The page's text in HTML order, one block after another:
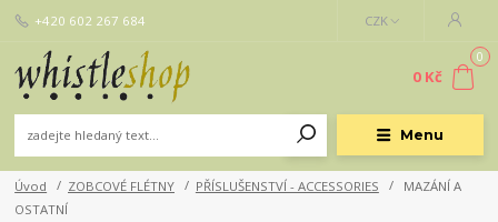
Menu
CZK
+420 602 267 684
0
0 Kč
Úvod ZOBCOVÉ FLÉTNY PŘÍSLUŠENSTVÍ - ACCESSORIES
MAZÁNÍ A
OSTATNÍ